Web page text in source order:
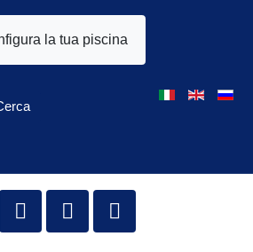
la tua piscina
Seleziona la tua